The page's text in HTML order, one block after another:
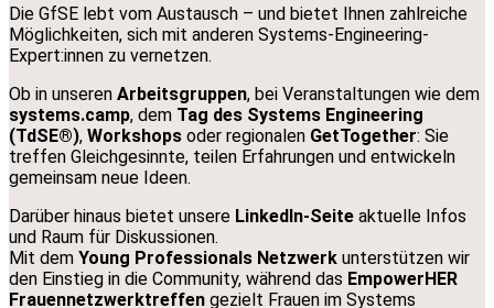
Die GfSE lebt vom Austausch – und bietet Ihnen zahlreiche
Möglichkeiten, sich mit anderen Systems-Engineering-
Expert:innen zu vernetzen.
Ob in unseren Arbeitsgruppen, bei Veranstaltungen wie dem
systems.camp, dem Tag des Systems Engineering
(TdSE®), Workshops oder regionalen GetTogether: Sie
treffen Gleichgesinnte, teilen Erfahrungen und entwickeln
gemeinsam neue Ideen.
Darüber hinaus bietet unsere LinkedIn-Seite aktuelle Infos
und Raum für Diskussionen.
Mit dem Young Professionals Netzwerk unterstützen wir
den Einstieg in die Community, während das EmpowerHER
Frauennetzwerktreffen gezielt Frauen im Systems